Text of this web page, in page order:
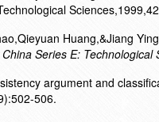
Huang,&Jiang
Series E: Technological
argument and
506.